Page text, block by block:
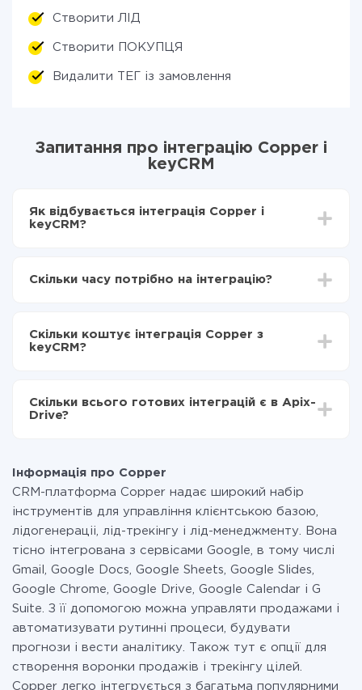
Створити ЛІД
Створити ПОКУПЦЯ
Видалити ТЕГ із замовлення
Запитання про інтеграцію Copper і
keyCRM
Як відбувається інтеграція Copper і
keyCRM?
Вибираєте які дані передавати з Copper в
Тепер дані будуть автоматично передаватися з
Copper в keyCRM
Скільки часу потрібно на інтеграцію?
становити від 5-ти до 30-хвилин. У середньому
налаштування займає 10-15 хвилин.
Скільки коштує інтеграція Copper з
keyCRM?
Ви оплачуєте лише кількість даних, які за фактом
передаються з однієї вашої системи в іншу через
при необхідності. Детальніше про
Скільки всього готових інтеграцій є в Apix-
Drive?
Інформація про Copper
CRM-платформа Copper надає широкий набір
інструментів для управління клієнтською базою,
лідогенераціі, лід-трекінгу і лід-менеджменту. Вона
тісно інтегрована з сервісами Google, в тому числі
Gmail, Google Docs, Google Sheets, Google Slides,
Google Chrome, Google Drive, Google Calendar і G
Suite. З її допомогою можна управляти продажами і
автоматизувати рутинні процеси, будувати
прогнози і вести аналітику. Також тут є опції для
створення воронки продажів і трекінгу цілей.
Copper легко інтегрується з багатьма популярними